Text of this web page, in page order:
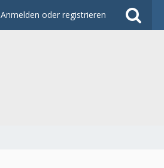
Anmelden oder registrieren